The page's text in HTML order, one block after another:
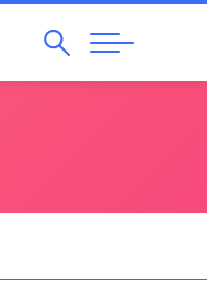
Pesquisar
Abrir
Navegação